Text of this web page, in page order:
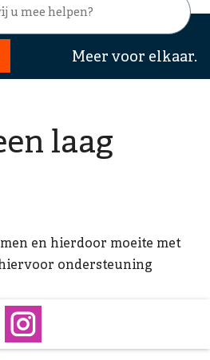
Meer voor elkaar.
laag
en hierdoor moeite met
ondersteuning